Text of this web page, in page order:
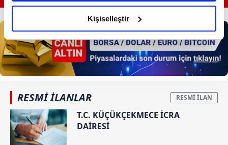
amacımızın size daha iyi bir reklam deneyimi sunmak
olduğunu ve sizlere en iyi içerikleri sunabilmek adına
elimizden gelen çabayı gösterdiğimizi ve bu noktada,
reklamların maliyetlerimizi karşılamak noktasında tek gelir
kalemimiz olduğunu sizlere hatırlatmak isteriz.
Her halükârda, kullanıcılar, bu çerezlere izin vermedikleri
takdirde, kullanıcılara hedefli reklamlar
gösterilmeyecektir."
Sizlere daha iyi bir hizmet sunabilmek için İnternet
Sitemizde kendimize ve üçüncü kişilere ait çerezler
Kişiselleştir
RESMİ İLANLAR
T.C. KÜÇÜKÇEKMECE İCRA
DAİRESİ